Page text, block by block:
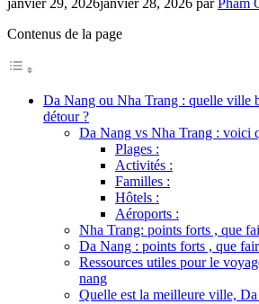
janvier 29, 2026janvier 28, 2026 parPham
Contenus de la page
Da Nang ou Nha Trang : quelle ville
détour ?
Da Nang vs Nha Trang : voici
Plages :
Activités :
Familles :
Hôtels :
Aéroports :
Nha Trang: points forts , que
Da Nang : points forts , que
Ressources utiles pour le
nang
Quelle est la meilleure ville,